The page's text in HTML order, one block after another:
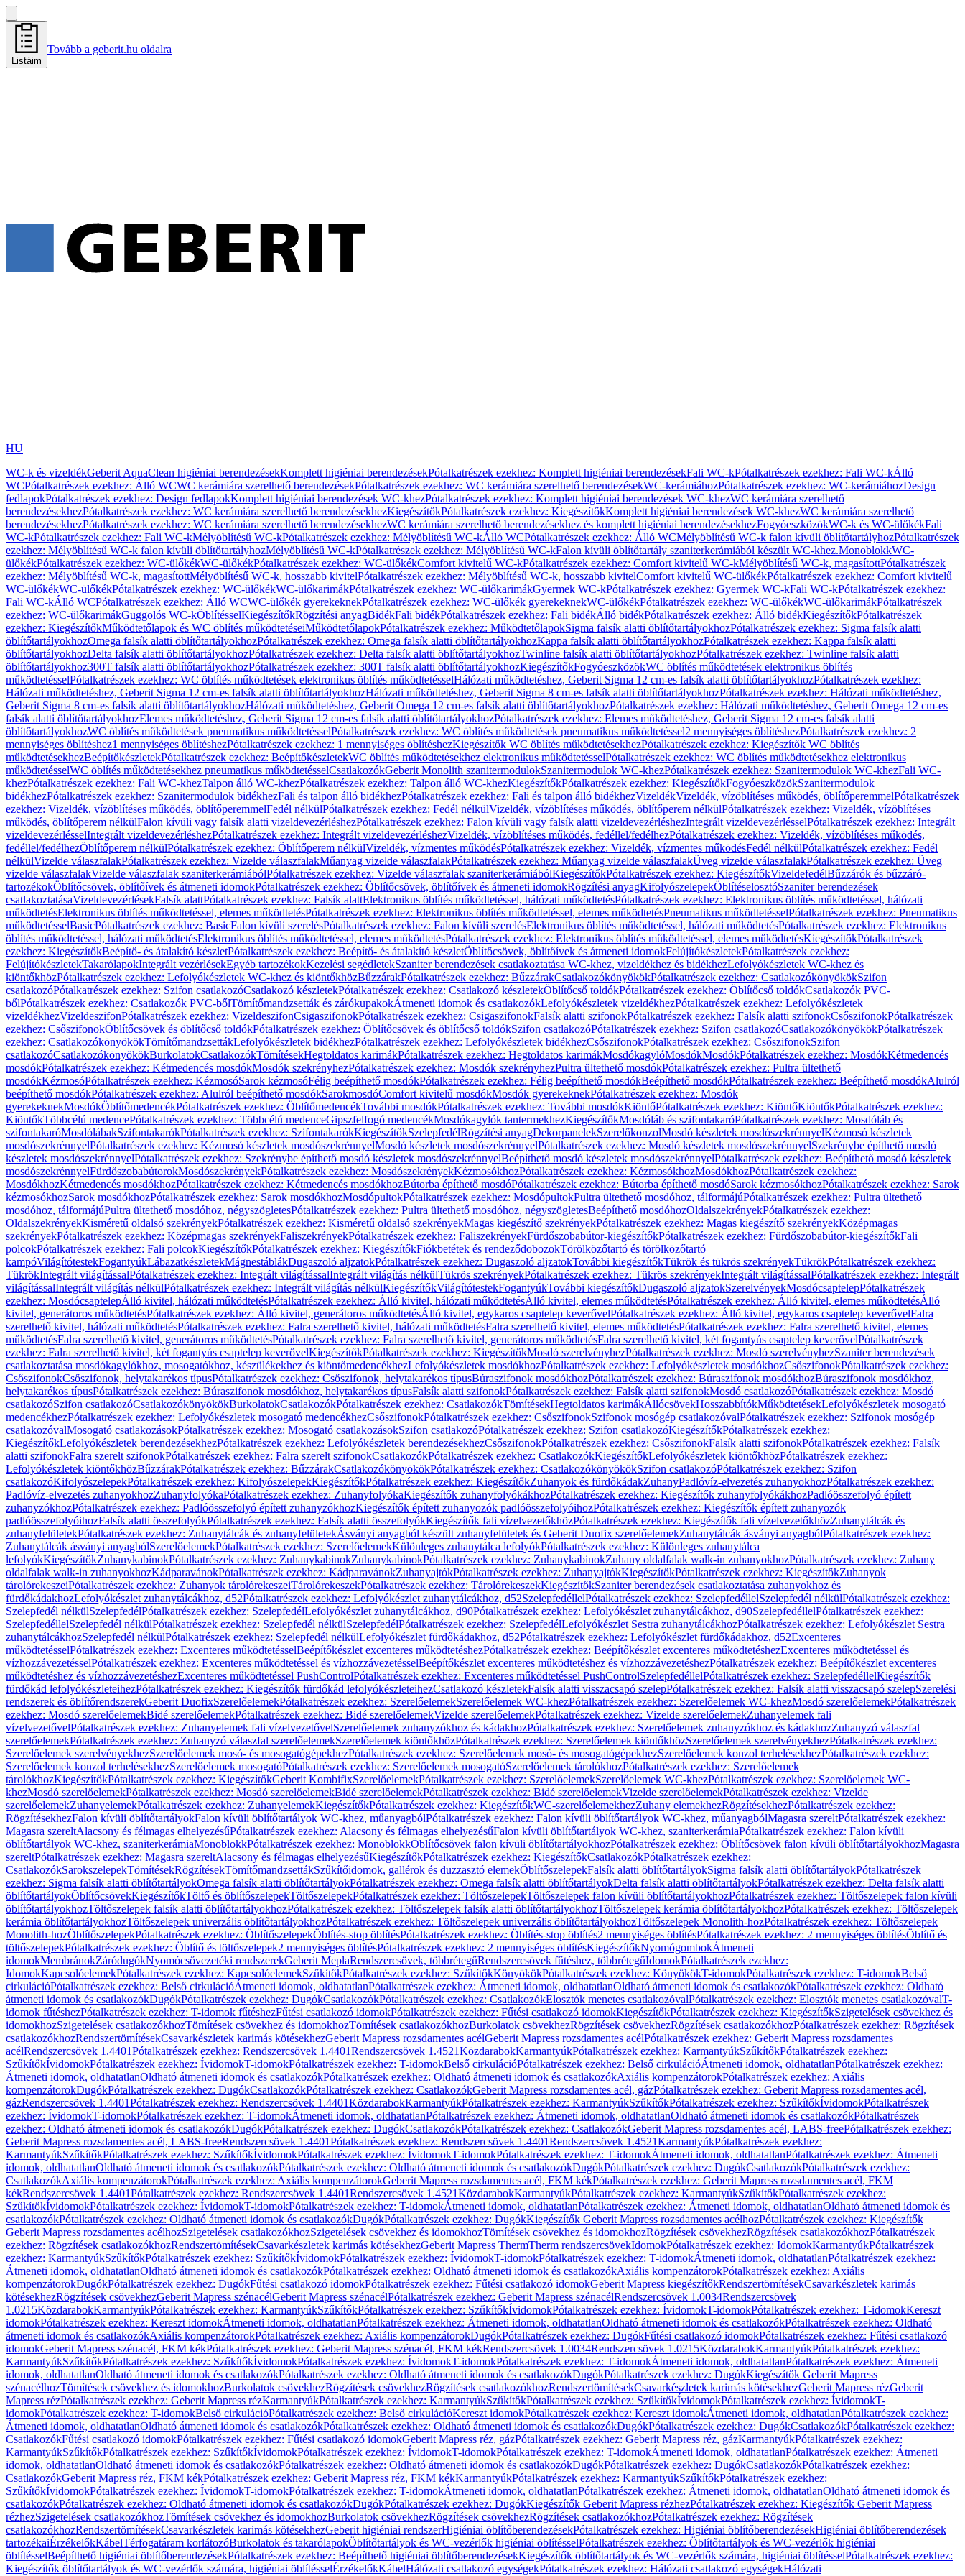
Listáim
Tovább a geberit.hu oldalra
HU
WC-k és vizeldékGeberit AquaClean higiéniai berendezésekKomplett higiéniai berendezésekPótalkatrészek ezekhez: Komplett higiéniai berendezésekFali WC-kPótalkatrészek ezekhez: Fali WC-kÁlló
WCPótalkatrészek ezekhez: Álló WCWC kerámiára szerelhető berendezésekPótalkatrészek ezekhez: WC kerámiára szerelhető berendezésekWC-kerámiáhozPótalkatrészek ezekhez: WC-kerámiáhozDesign
fedlapokPótalkatrészek ezekhez: Design fedlapokKomplett higiéniai berendezések WC-khezPótalkatrészek ezekhez: Komplett higiéniai berendezések WC-khezWC kerámiára szerelhető
berendezésekhezPótalkatrészek ezekhez: WC kerámiára szerelhető berendezésekhezKiegészítőkPótalkatrészek ezekhez: KiegészítőkKomplett higiéniai berendezések WC-khezWC kerámiára szerelhető
berendezésekhezPótalkatrészek ezekhez: WC kerámiára szerelhető berendezésekhezWC kerámiára szerelhető berendezésekhez és komplett higiéniai berendezésekhezFogyóeszközökWC-k és WC-ülőkékFali
WC-kPótalkatrészek ezekhez: Fali WC-kMélyöblítésű WC-kPótalkatrészek ezekhez: Mélyöblítésű WC-kÁlló WCPótalkatrészek ezekhez: Álló WCMélyöblítésű WC-k falon kívüli öblítőtartályhozPótalkatrészek
ezekhez: Mélyöblítésű WC-k falon kívüli öblítőtartályhozMélyöblítésű WC-kPótalkatrészek ezekhez: Mélyöblítésű WC-kFalon kívüli öblítőtartály szaniterkerámiából készült WC-khez.MonoblokkWC-
ülőkékPótalkatrészek ezekhez: WC-ülőkékWC-ülőkékPótalkatrészek ezekhez: WC-ülőkékComfort kivitelű WC-kPótalkatrészek ezekhez: Comfort kivitelű WC-kMélyöblítésű WC-k, magasítottPótalkatrészek
ezekhez: Mélyöblítésű WC-k, magasítottMélyöblítésű WC-k, hosszabb kivitelPótalkatrészek ezekhez: Mélyöblítésű WC-k, hosszabb kivitelComfort kivitelű WC-ülőkékPótalkatrészek ezekhez: Comfort kivitelű
WC-ülőkékWC-ülőkékPótalkatrészek ezekhez: WC-ülőkékWC-ülőkarimákPótalkatrészek ezekhez: WC-ülőkarimákGyermek WC-kPótalkatrészek ezekhez: Gyermek WC-kFali WC-kPótalkatrészek ezekhez:
Fali WC-kÁlló WCPótalkatrészek ezekhez: Álló WCWC-ülőkék gyerekeknekPótalkatrészek ezekhez: WC-ülőkék gyerekeknekWC-ülőkékPótalkatrészek ezekhez: WC-ülőkékWC-ülőkarimákPótalkatrészek
ezekhez: WC-ülőkarimákGuggolós WC-kÖblítésselKiegészítőkRögzítési anyagBidékFali bidékPótalkatrészek ezekhez: Fali bidékÁlló bidékPótalkatrészek ezekhez: Álló bidékKiegészítőkPótalkatrészek
ezekhez: KiegészítőkMűködtetőlapok és WC öblítés működtetéseiMűködtetőlapokPótalkatrészek ezekhez: MűködtetőlapokSigma falsík alatti öblítőtartályokhozPótalkatrészek ezekhez: Sigma falsík alatti
öblítőtartályokhozOmega falsík alatti öblítőtartályokhozPótalkatrészek ezekhez: Omega falsík alatti öblítőtartályokhozKappa falsík alatti öblítőtartályokhozPótalkatrészek ezekhez: Kappa falsík alatti
öblítőtartályokhozDelta falsík alatti öblítőtartályokhozPótalkatrészek ezekhez: Delta falsík alatti öblítőtartályokhozTwinline falsík alatti öblítőtartályokhozPótalkatrészek ezekhez: Twinline falsík alatti
öblítőtartályokhoz300T falsík alatti öblítőtartályokhozPótalkatrészek ezekhez: 300T falsík alatti öblítőtartályokhozKiegészítőkFogyóeszközökWC öblítés működtetések elektronikus öblítés
működtetésselPótalkatrészek ezekhez: WC öblítés működtetések elektronikus öblítés működtetésselHálózati működtetéshez, Geberit Sigma 12 cm-es falsík alatti öblítőtartályokhozPótalkatrészek ezekhez:
Hálózati működtetéshez, Geberit Sigma 12 cm-es falsík alatti öblítőtartályokhozHálózati működtetéshez, Geberit Sigma 8 cm-es falsík alatti öblítőtartályokhozPótalkatrészek ezekhez: Hálózati működtetéshez,
Geberit Sigma 8 cm-es falsík alatti öblítőtartályokhozHálózati működtetéshez, Geberit Omega 12 cm-es falsík alatti öblítőtartályokhozPótalkatrészek ezekhez: Hálózati működtetéshez, Geberit Omega 12 cm-es
falsík alatti öblítőtartályokhozElemes működtetéshez, Geberit Sigma 12 cm-es falsík alatti öblítőtartályokhozPótalkatrészek ezekhez: Elemes működtetéshez, Geberit Sigma 12 cm-es falsík alatti
öblítőtartályokhozWC öblítés működtetések pneumatikus működtetésselPótalkatrészek ezekhez: WC öblítés működtetések pneumatikus működtetéssel2 mennyiséges öblítéshezPótalkatrészek ezekhez: 2
mennyiséges öblítéshez1 mennyiséges öblítéshezPótalkatrészek ezekhez: 1 mennyiséges öblítéshezKiegészítők WC öblítés működtetésekhezPótalkatrészek ezekhez: Kiegészítők WC öblítés
működtetésekhezBeépítőkészletekPótalkatrészek ezekhez: BeépítőkészletekWC öblítés működtetésekhez elektronikus működtetésselPótalkatrészek ezekhez: WC öblítés működtetésekhez elektronikus
működtetésselWC öblítés működtetésekhez pneumatikus működtetésselCsatlakozókGeberit Monolith szanitermodulokSzanitermodulok WC-khezPótalkatrészek ezekhez: Szanitermodulok WC-khezFali WC-
khezPótalkatrészek ezekhez: Fali WC-khezTalpon álló WC-khezPótalkatrészek ezekhez: Talpon álló WC-khezKiegészítőkPótalkatrészek ezekhez: KiegészítőkFogyóeszközökSzanitermodulok
bidékhezPótalkatrészek ezekhez: Szanitermodulok bidékhezFali és talpon álló bidékhezPótalkatrészek ezekhez: Fali és talpon álló bidékhezVizeldékVizeldék, vízöblítéses működés, öblítőperemmelPótalkatrészek
ezekhez: Vizeldék, vízöblítéses működés, öblítőperemmelFedél nélkülPótalkatrészek ezekhez: Fedél nélkülVizeldék, vízöblítéses működés, öblítőperem nélkülPótalkatrészek ezekhez: Vizeldék, vízöblítéses
működés, öblítőperem nélkülFalon kívüli vagy falsík alatti vizeldevezérléshezPótalkatrészek ezekhez: Falon kívüli vagy falsík alatti vizeldevezérléshezIntegrált vizeldevezérlésselPótalkatrészek ezekhez: Integrált
vizeldevezérlésselIntegrált vizeldevezérléshezPótalkatrészek ezekhez: Integrált vizeldevezérléshezVizeldék, vízöblítéses működés, fedéllel/fedélhezPótalkatrészek ezekhez: Vizeldék, vízöblítéses működés,
fedéllel/fedélhezÖblítőperem nélkülPótalkatrészek ezekhez: Öblítőperem nélkülVizeldék, vízmentes működésPótalkatrészek ezekhez: Vizeldék, vízmentes működésFedél nélkülPótalkatrészek ezekhez: Fedél
nélkülVizelde válaszfalakPótalkatrészek ezekhez: Vizelde válaszfalakMűanyag vizelde válaszfalakPótalkatrészek ezekhez: Műanyag vizelde válaszfalakÜveg vizelde válaszfalakPótalkatrészek ezekhez: Üveg
vizelde válaszfalakVizelde válaszfalak szaniterkerámiábólPótalkatrészek ezekhez: Vizelde válaszfalak szaniterkerámiábólKiegészítőkPótalkatrészek ezekhez: KiegészítőkVizeldefedélBűzzárók és bűzzáró-
tartozékokÖblítőcsövek, öblítőívek és átmeneti idomokPótalkatrészek ezekhez: Öblítőcsövek, öblítőívek és átmeneti idomokRögzítési anyagKifolyószelepekÖblítéselosztóSzaniter berendezések
csatlakoztatásaVizeldevezérlésekFalsík alattPótalkatrészek ezekhez: Falsík alattElektronikus öblítés működtetéssel, hálózati működtetésPótalkatrészek ezekhez: Elektronikus öblítés működtetéssel, hálózati
működtetésElektronikus öblítés működtetéssel, elemes működtetésPótalkatrészek ezekhez: Elektronikus öblítés működtetéssel, elemes működtetésPneumatikus működtetésselPótalkatrészek ezekhez: Pneumatikus
működtetésselBasicPótalkatrészek ezekhez: BasicFalon kívüli szerelésPótalkatrészek ezekhez: Falon kívüli szerelésElektronikus öblítés működtetéssel, hálózati működtetésPótalkatrészek ezekhez: Elektronikus
öblítés működtetéssel, hálózati működtetésElektronikus öblítés működtetéssel, elemes működtetésPótalkatrészek ezekhez: Elektronikus öblítés működtetéssel, elemes működtetésKiegészítőkPótalkatrészek
ezekhez: KiegészítőkBeépítő- és átalakító készletPótalkatrészek ezekhez: Beépítő- és átalakító készletÖblítőcsövek, öblítőívek és átmeneti idomokFelújítókészletekPótalkatrészek ezekhez:
FelújítókészletekTakarólapokIntegrált vezérlésekEgyéb tartozékokKezelési segédletekSzaniter berendezések csatlakoztatása WC-khez, vizeldékhez és bidékhezLefolyókészletek WC-khez és
kiöntőkhözPótalkatrészek ezekhez: Lefolyókészletek WC-khez és kiöntőkhözBűzzárakPótalkatrészek ezekhez: BűzzárakCsatlakozókönyökökPótalkatrészek ezekhez: CsatlakozókönyökökSzifon
csatlakozóPótalkatrészek ezekhez: Szifon csatlakozóCsatlakozó készletekPótalkatrészek ezekhez: Csatlakozó készletekÖblítőcső toldókPótalkatrészek ezekhez: Öblítőcső toldókCsatlakozók PVC-
bőlPótalkatrészek ezekhez: Csatlakozók PVC-bőlTömítőmandzsetták és zárókupakokÁtmeneti idomok és csatlakozókLefolyókészletek vizeldékhezPótalkatrészek ezekhez: Lefolyókészletek
vizeldékhezVizeldeszifonPótalkatrészek ezekhez: VizeldeszifonCsigaszifonokPótalkatrészek ezekhez: CsigaszifonokFalsík alatti szifonokPótalkatrészek ezekhez: Falsík alatti szifonokCsőszifonokPótalkatrészek
ezekhez: CsőszifonokÖblítőcsövek és öblítőcső toldókPótalkatrészek ezekhez: Öblítőcsövek és öblítőcső toldókSzifon csatlakozóPótalkatrészek ezekhez: Szifon csatlakozóCsatlakozókönyökökPótalkatrészek
ezekhez: CsatlakozókönyökökTömítőmandzsettákLefolyókészletek bidékhezPótalkatrészek ezekhez: Lefolyókészletek bidékhezCsőszifonokPótalkatrészek ezekhez: CsőszifonokSzifon
csatlakozóCsatlakozókönyökökBurkolatokCsatlakozókTömítésekHegtoldatos karimákPótalkatrészek ezekhez: Hegtoldatos karimákMosdókagylóMosdókMosdókPótalkatrészek ezekhez: MosdókKétmedencés
mosdókPótalkatrészek ezekhez: Kétmedencés mosdókMosdók szekrényhezPótalkatrészek ezekhez: Mosdók szekrényhezPultra ültethető mosdókPótalkatrészek ezekhez: Pultra ültethető
mosdókKézmosóPótalkatrészek ezekhez: KézmosóSarok kézmosóFélig beépíthető mosdókPótalkatrészek ezekhez: Félig beépíthető mosdókBeépíthető mosdókPótalkatrészek ezekhez: Beépíthető mosdókAlulról
beépíthető mosdókPótalkatrészek ezekhez: Alulról beépíthető mosdókSarokmosdóComfort kivitelű mosdókMosdók gyerekeknekPótalkatrészek ezekhez: Mosdók
gyerekeknekMosdókÖblítőmedencékPótalkatrészek ezekhez: ÖblítőmedencékTovábbi mosdókPótalkatrészek ezekhez: További mosdókKiöntőPótalkatrészek ezekhez: KiöntőKiöntőkPótalkatrészek ezekhez:
KiöntőkTöbbcélú medencePótalkatrészek ezekhez: Többcélú medenceGipszfelfogó medencékMosdókagylók tantermekhezKiegészítőkMosdóláb és szifontakaróPótalkatrészek ezekhez: Mosdóláb és
szifontakaróMosdólábakSzifontakarókPótalkatrészek ezekhez: SzifontakarókKiegészítőkSzelepfedélRögzítési anyagDekorpanelekSzerelőkonzolMosdó készletek mosdószekrénnyelKézmosó készletek
mosdószekrénnyelPótalkatrészek ezekhez: Kézmosó készletek mosdószekrénnyelMosdó készletek mosdószekrénnyelPótalkatrészek ezekhez: Mosdó készletek mosdószekrénnyelSzekrénybe építhető mosdó
készletek mosdószekrénnyelPótalkatrészek ezekhez: Szekrénybe építhető mosdó készletek mosdószekrénnyelBeépíthető mosdó készletek mosdószekrénnyelPótalkatrészek ezekhez: Beépíthető mosdó készletek
mosdószekrénnyelFürdőszobabútorokMosdószekrényekPótalkatrészek ezekhez: MosdószekrényekKézmosókhozPótalkatrészek ezekhez: KézmosókhozMosdókhozPótalkatrészek ezekhez:
MosdókhozKétmedencés mosdókhozPótalkatrészek ezekhez: Kétmedencés mosdókhozBútorba építhető mosdóPótalkatrészek ezekhez: Bútorba építhető mosdóSarok kézmosókhozPótalkatrészek ezekhez: Sarok
kézmosókhozSarok mosdókhozPótalkatrészek ezekhez: Sarok mosdókhozMosdópultokPótalkatrészek ezekhez: MosdópultokPultra ültethető mosdóhoz, tálformájúPótalkatrészek ezekhez: Pultra ültethető
mosdóhoz, tálformájúPultra ültethető mosdóhoz, négyszögletesPótalkatrészek ezekhez: Pultra ültethető mosdóhoz, négyszögletesBeépíthető mosdóhozOldalszekrényekPótalkatrészek ezekhez:
OldalszekrényekKisméretű oldalsó szekrényekPótalkatrészek ezekhez: Kisméretű oldalsó szekrényekMagas kiegészítő szekrényekPótalkatrészek ezekhez: Magas kiegészítő szekrényekKözépmagas
szekrényekPótalkatrészek ezekhez: Középmagas szekrényekFaliszekrényekPótalkatrészek ezekhez: FaliszekrényekFürdőszobabútor-kiegészítőkPótalkatrészek ezekhez: Fürdőszobabútor-kiegészítőkFali
polcokPótalkatrészek ezekhez: Fali polcokKiegészítőkPótalkatrészek ezekhez: KiegészítőkFiókbetétek és rendeződobozokTörölközőtartó és törölközőtartó
kampóVilágítótestekFogantyúkLábazatkészletekMágnestáblákDugaszoló aljzatokPótalkatrészek ezekhez: Dugaszoló aljzatokTovábbi kiegészítőkTükrök és tükrös szekrényekTükrökPótalkatrészek ezekhez:
TükrökIntegrált világítássalPótalkatrészek ezekhez: Integrált világítássalIntegrált világítás nélkülTükrös szekrényekPótalkatrészek ezekhez: Tükrös szekrényekIntegrált világítássalPótalkatrészek ezekhez: Integrált
világítássalIntegrált világítás nélkülPótalkatrészek ezekhez: Integrált világítás nélkülKiegészítőkVilágítótestekFogantyúkTovábbi kiegészítőkDugaszoló aljzatokSzerelvényekMosdócsaptelepPótalkatrészek
ezekhez: MosdócsaptelepÁlló kivitel, hálózati működtetésPótalkatrészek ezekhez: Álló kivitel, hálózati működtetésÁlló kivitel, elemes működtetésPótalkatrészek ezekhez: Álló kivitel, elemes működtetésÁlló
kivitel, generátoros működtetésPótalkatrészek ezekhez: Álló kivitel, generátoros működtetésÁlló kivitel, egykaros csaptelep keverővelPótalkatrészek ezekhez: Álló kivitel, egykaros csaptelep keverővelFalra
szerelhető kivitel, hálózati működtetésPótalkatrészek ezekhez: Falra szerelhető kivitel, hálózati működtetésFalra szerelhető kivitel, elemes működtetésPótalkatrészek ezekhez: Falra szerelhető kivitel, elemes
működtetésFalra szerelhető kivitel, generátoros működtetésPótalkatrészek ezekhez: Falra szerelhető kivitel, generátoros működtetésFalra szerelhető kivitel, két fogantyús csaptelep keverővelPótalkatrészek
ezekhez: Falra szerelhető kivitel, két fogantyús csaptelep keverővelKiegészítőkPótalkatrészek ezekhez: KiegészítőkMosdó szerelvényhezPótalkatrészek ezekhez: Mosdó szerelvényhezSzaniter berendezések
csatlakoztatása mosdókagylókhoz, mosogatókhoz, készülékekhez és kiöntőmedencékhezLefolyókészletek mosdókhozPótalkatrészek ezekhez: Lefolyókészletek mosdókhozCsőszifonokPótalkatrészek ezekhez:
CsőszifonokCsőszifonok, helytakarékos típusPótalkatrészek ezekhez: Csőszifonok, helytakarékos típusBúraszifonok mosdókhozPótalkatrészek ezekhez: Búraszifonok mosdókhozBúraszifonok mosdókhoz,
helytakarékos típusPótalkatrészek ezekhez: Búraszifonok mosdókhoz, helytakarékos típusFalsík alatti szifonokPótalkatrészek ezekhez: Falsík alatti szifonokMosdó csatlakozóPótalkatrészek ezekhez: Mosdó
csatlakozóSzifon csatlakozóCsatlakozókönyökökBurkolatokCsatlakozókPótalkatrészek ezekhez: CsatlakozókTömítésekHegtoldatos karimákÁllócsövekHosszabbítókMűködtetésekLefolyókészletek mosogató
medencékhezPótalkatrészek ezekhez: Lefolyókészletek mosogató medencékhezCsőszifonokPótalkatrészek ezekhez: CsőszifonokSzifonok mosógép csatlakozóvalPótalkatrészek ezekhez: Szifonok mosógép
csatlakozóvalMosogató csatlakozásokPótalkatrészek ezekhez: Mosogató csatlakozásokSzifon csatlakozóPótalkatrészek ezekhez: Szifon csatlakozóKiegészítőkPótalkatrészek ezekhez:
KiegészítőkLefolyókészletek berendezésekhezPótalkatrészek ezekhez: Lefolyókészletek berendezésekhezCsőszifonokPótalkatrészek ezekhez: CsőszifonokFalsík alatti szifonokPótalkatrészek ezekhez: Falsík
alatti szifonokFalra szerelt szifonokPótalkatrészek ezekhez: Falra szerelt szifonokCsatlakozókPótalkatrészek ezekhez: CsatlakozókKiegészítőkLefolyókészletek kiöntőkhözPótalkatrészek ezekhez:
Lefolyókészletek kiöntőkhözBűzzárakPótalkatrészek ezekhez: BűzzárakCsatlakozókönyökökPótalkatrészek ezekhez: CsatlakozókönyökökSzifon csatlakozóPótalkatrészek ezekhez: Szifon
csatlakozóKifolyószelepekPótalkatrészek ezekhez: KifolyószelepekKiegészítőkPótalkatrészek ezekhez: KiegészítőkZuhanyok és fürdőkádakZuhanyPadlóvíz-elvezetés zuhanyokhozPótalkatrészek ezekhez:
Padlóvíz-elvezetés zuhanyokhozZuhanyfolyókaPótalkatrészek ezekhez: ZuhanyfolyókaKiegészítők zuhanyfolyókákhozPótalkatrészek ezekhez: Kiegészítők zuhanyfolyókákhozPadlóösszefolyó épített
zuhanyzókhozPótalkatrészek ezekhez: Padlóösszefolyó épített zuhanyzókhozKiegészítők épített zuhanyozók padlóösszefolyóihozPótalkatrészek ezekhez: Kiegészítők épített zuhanyozók
padlóösszefolyóihozFalsík alatti összefolyókPótalkatrészek ezekhez: Falsík alatti összefolyókKiegészítők fali vízelvezetőkhözPótalkatrészek ezekhez: Kiegészítők fali vízelvezetőkhözZuhanytálcák és
zuhanyfelületekPótalkatrészek ezekhez: Zuhanytálcák és zuhanyfelületekÁsványi anyagból készült zuhanyfelületek és Geberit Duofix szerelőelemekZuhanytálcák ásványi anyagbólPótalkatrészek ezekhez:
Zuhanytálcák ásványi anyagbólSzerelőelemekPótalkatrészek ezekhez: SzerelőelemekKülönleges zuhanytálca lefolyókPótalkatrészek ezekhez: Különleges zuhanytálca
lefolyókKiegészítőkZuhanykabinokPótalkatrészek ezekhez: ZuhanykabinokZuhanykabinokPótalkatrészek ezekhez: ZuhanykabinokZuhany oldalfalak walk-in zuhanyokhozPótalkatrészek ezekhez: Zuhany
oldalfalak walk-in zuhanyokhozKádparavánokPótalkatrészek ezekhez: KádparavánokZuhanyajtókPótalkatrészek ezekhez: ZuhanyajtókKiegészítőkPótalkatrészek ezekhez: KiegészítőkZuhanyok
tárolórekeszeiPótalkatrészek ezekhez: Zuhanyok tárolórekeszeiTárolórekeszekPótalkatrészek ezekhez: TárolórekeszekKiegészítőkSzaniter berendezések csatlakoztatása zuhanyokhoz és
fürdőkádakhozLefolyókészlet zuhanytálcákhoz, d52Pótalkatrészek ezekhez: Lefolyókészlet zuhanytálcákhoz, d52SzelepfedéllelPótalkatrészek ezekhez: SzelepfedéllelSzelepfedél nélkülPótalkatrészek ezekhez:
Szelepfedél nélkülSzelepfedélPótalkatrészek ezekhez: SzelepfedélLefolyókészlet zuhanytálcákhoz, d90Pótalkatrészek ezekhez: Lefolyókészlet zuhanytálcákhoz, d90SzelepfedéllelPótalkatrészek ezekhez:
SzelepfedéllelSzelepfedél nélkülPótalkatrészek ezekhez: Szelepfedél nélkülSzelepfedélPótalkatrészek ezekhez: SzelepfedélLefolyókészlet Sestra zuhanytálcákhozPótalkatrészek ezekhez: Lefolyókészlet Sestra
zuhanytálcákhozSzelepfedél nélkülPótalkatrészek ezekhez: Szelepfedél nélkülLefolyókészlet fürdőkádakhoz, d52Pótalkatrészek ezekhez: Lefolyókészlet fürdőkádakhoz, d52Excenteres
működtetésselPótalkatrészek ezekhez: Excenteres működtetésselBeépítőkészlet excenteres működtetéshezPótalkatrészek ezekhez: Beépítőkészlet excenteres működtetéshezExcenteres működtetéssel és
vízhozzávezetésselPótalkatrészek ezekhez: Excenteres működtetéssel és vízhozzávezetésselBeépítőkészlet excenteres működtetéshez és vízhozzávezetéshezPótalkatrészek ezekhez: Beépítőkészlet excenteres
működtetéshez és vízhozzávezetéshezExcenteres működtetéssel PushControlPótalkatrészek ezekhez: Excenteres működtetéssel PushControlSzelepfedéllelPótalkatrészek ezekhez: SzelepfedéllelKiegészítők
fürdőkád lefolyókészleteihezPótalkatrészek ezekhez: Kiegészítők fürdőkád lefolyókészleteihezCsatlakozó készletekFalsík alatti visszacsapó szelepPótalkatrészek ezekhez: Falsík alatti visszacsapó szelepSzerelési
rendszerek és öblítőrendszerekGeberit DuofixSzerelőelemekPótalkatrészek ezekhez: SzerelőelemekSzerelőelemek WC-khezPótalkatrészek ezekhez: Szerelőelemek WC-khezMosdó szerelőelemekPótalkatrészek
ezekhez: Mosdó szerelőelemekBidé szerelőelemekPótalkatrészek ezekhez: Bidé szerelőelemekVizelde szerelőelemekPótalkatrészek ezekhez: Vizelde szerelőelemekZuhanyelemek fali
vízelvezetővelPótalkatrészek ezekhez: Zuhanyelemek fali vízelvezetővelSzerelőelemek zuhanyzókhoz és kádakhozPótalkatrészek ezekhez: Szerelőelemek zuhanyzókhoz és kádakhozZuhanyzó válaszfal
szerelőelemekPótalkatrészek ezekhez: Zuhanyzó válaszfal szerelőelemekSzerelőelemek kiöntőkhözPótalkatrészek ezekhez: Szerelőelemek kiöntőkhözSzerelőelemek szerelvényekhezPótalkatrészek ezekhez:
Szerelőelemek szerelvényekhezSzerelőelemek mosó- és mosogatógépekhezPótalkatrészek ezekhez: Szerelőelemek mosó- és mosogatógépekhezSzerelőelemek konzol terhelésekhezPótalkatrészek ezekhez:
Szerelőelemek konzol terhelésekhezSzerelőelemek mosogatóPótalkatrészek ezekhez: Szerelőelemek mosogatóSzerelőelemek tárolókhozPótalkatrészek ezekhez: Szerelőelemek
tárolókhozKiegészítőkPótalkatrészek ezekhez: KiegészítőkGeberit KombifixSzerelőelemekPótalkatrészek ezekhez: SzerelőelemekSzerelőelemek WC-khezPótalkatrészek ezekhez: Szerelőelemek WC-
khezMosdó szerelőelemekPótalkatrészek ezekhez: Mosdó szerelőelemekBidé szerelőelemekPótalkatrészek ezekhez: Bidé szerelőelemekVizelde szerelőelemekPótalkatrészek ezekhez: Vizelde
szerelőelemekZuhanyelemekPótalkatrészek ezekhez: ZuhanyelemekKiegészítőkPótalkatrészek ezekhez: KiegészítőkWC-szerelőelemekhezZuhany elemekhezRögzítésekhezPótalkatrészek ezekhez:
RögzítésekhezFalon kívüli öblítőtartályokFalon kívüli öblítőtartályok WC-khez, műanyagbólPótalkatrészek ezekhez: Falon kívüli öblítőtartályok WC-khez, műanyagbólMagasra szereltPótalkatrészek ezekhez:
Magasra szereltAlacsony és félmagas elhelyezésűPótalkatrészek ezekhez: Alacsony és félmagas elhelyezésűFalon kívüli öblítőtartályok WC-khez, szaniterkerámiaPótalkatrészek ezekhez: Falon kívüli
öblítőtartályok WC-khez, szaniterkerámiaMonoblokkPótalkatrészek ezekhez: MonoblokkÖblítőcsövek falon kívüli öblítőtartályokhozPótalkatrészek ezekhez: Öblítőcsövek falon kívüli öblítőtartályokhozMagasra
szereltPótalkatrészek ezekhez: Magasra szereltAlacsony és félmagas elhelyezésűKiegészítőkPótalkatrészek ezekhez: KiegészítőkCsatlakozókPótalkatrészek ezekhez:
CsatlakozókSarokszelepekTömítésekRögzítésekTömítőmandzsettákSzűkítőidomok, gallérok és duzzasztó elemekÖblítőszelepekFalsík alatti öblítőtartályokSigma falsík alatti öblítőtartályokPótalkatrészek
ezekhez: Sigma falsík alatti öblítőtartályokOmega falsík alatti öblítőtartályokPótalkatrészek ezekhez: Omega falsík alatti öblítőtartályokDelta falsík alatti öblítőtartályokPótalkatrészek ezekhez: Delta falsík alatti
öblítőtartályokÖblítőcsövekKiegészítőkTöltő és öblítőszelepekTöltőszelepekPótalkatrészek ezekhez: TöltőszelepekTöltőszelepek falon kívüli öblítőtartályokhozPótalkatrészek ezekhez: Töltőszelepek falon kívüli
öblítőtartályokhozTöltőszelepek falsík alatti öblítőtartályokhozPótalkatrészek ezekhez: Töltőszelepek falsík alatti öblítőtartályokhozTöltőszelepek kerámia öblítőtartályokhozPótalkatrészek ezekhez: Töltőszelepek
kerámia öblítőtartályokhozTöltőszelepek univerzális öblítőtartályokhozPótalkatrészek ezekhez: Töltőszelepek univerzális öblítőtartályokhozTöltőszelepek Monolith-hozPótalkatrészek ezekhez: Töltőszelepek
Monolith-hozÖblítőszelepekPótalkatrészek ezekhez: ÖblítőszelepekÖblítés-stop öblítésPótalkatrészek ezekhez: Öblítés-stop öblítés2 mennyiséges öblítésPótalkatrészek ezekhez: 2 mennyiséges öblítésÖblítő és
töltőszelepekPótalkatrészek ezekhez: Öblítő és töltőszelepek2 mennyiséges öblítésPótalkatrészek ezekhez: 2 mennyiséges öblítésKiegészítőkNyomógombokÁtmeneti
idomokMembránokZáródugókNyomócsővezetéki rendszerekGeberit MeplaRendszercsövek, többrétegűRendszercsövek fűtéshez, többrétegűIdomokPótalkatrészek ezekhez:
IdomokKapcsolóelemekPótalkatrészek ezekhez: KapcsolóelemekSzűkítőkPótalkatrészek ezekhez: SzűkítőkKönyökökPótalkatrészek ezekhez: KönyökökT-idomokPótalkatrészek ezekhez: T-idomokBelső
cirkulációPótalkatrészek ezekhez: Belső cirkulációÁtmeneti idomok, oldhatatlanPótalkatrészek ezekhez: Átmeneti idomok, oldhatatlanOldható átmeneti idomok és csatlakozókPótalkatrészek ezekhez: Oldható
átmeneti idomok és csatlakozókDugókPótalkatrészek ezekhez: DugókCsatlakozókPótalkatrészek ezekhez: CsatlakozókElosztók menetes csatlakozóvalPótalkatrészek ezekhez: Elosztók menetes csatlakozóvalT-
idomok fűtéshezPótalkatrészek ezekhez: T-idomok fűtéshezFűtési csatlakozó idomokPótalkatrészek ezekhez: Fűtési csatlakozó idomokKiegészítőkPótalkatrészek ezekhez: KiegészítőkSzigetelések csövekhez és
idomokhozSzigetelések csatlakozókhozTömítések csövekhez és idomokhozTömítések csatlakozókhozBurkolatok csövekhezRögzítések csövekhezRögzítések csatlakozókhozPótalkatrészek ezekhez: Rögzítések
csatlakozókhozRendszertömítésekCsavarkészletek karimás kötésekhezGeberit Mapress rozsdamentes acélGeberit Mapress rozsdamentes acélPótalkatrészek ezekhez: Geberit Mapress rozsdamentes
acélRendszercsövek 1.4401Pótalkatrészek ezekhez: Rendszercsövek 1.4401Rendszercsövek 1.4521KözdarabokKarmantyúkPótalkatrészek ezekhez: KarmantyúkSzűkítőkPótalkatrészek ezekhez:
SzűkítőkÍvidomokPótalkatrészek ezekhez: ÍvidomokT-idomokPótalkatrészek ezekhez: T-idomokBelső cirkulációPótalkatrészek ezekhez: Belső cirkulációÁtmeneti idomok, oldhatatlanPótalkatrészek ezekhez:
Átmeneti idomok, oldhatatlanOldható átmeneti idomok és csatlakozókPótalkatrészek ezekhez: Oldható átmeneti idomok és csatlakozókAxiális kompenzátorokPótalkatrészek ezekhez: Axiális
kompenzátorokDugókPótalkatrészek ezekhez: DugókCsatlakozókPótalkatrészek ezekhez: CsatlakozókGeberit Mapress rozsdamentes acél, gázPótalkatrészek ezekhez: Geberit Mapress rozsdamentes acél,
gázRendszercsövek 1.4401Pótalkatrészek ezekhez: Rendszercsövek 1.4401KözdarabokKarmantyúkPótalkatrészek ezekhez: KarmantyúkSzűkítőkPótalkatrészek ezekhez: SzűkítőkÍvidomokPótalkatrészek
ezekhez: ÍvidomokT-idomokPótalkatrészek ezekhez: T-idomokÁtmeneti idomok, oldhatatlanPótalkatrészek ezekhez: Átmeneti idomok, oldhatatlanOldható átmeneti idomok és csatlakozókPótalkatrészek
ezekhez: Oldható átmeneti idomok és csatlakozókDugókPótalkatrészek ezekhez: DugókCsatlakozókPótalkatrészek ezekhez: CsatlakozókGeberit Mapress rozsdamentes acél, LABS-freePótalkatrészek ezekhez:
Geberit Mapress rozsdamentes acél, LABS-freeRendszercsövek 1.4401Pótalkatrészek ezekhez: Rendszercsövek 1.4401Rendszercsövek 1.4521KarmantyúkPótalkatrészek ezekhez:
KarmantyúkSzűkítőkPótalkatrészek ezekhez: SzűkítőkÍvidomokPótalkatrészek ezekhez: ÍvidomokT-idomokPótalkatrészek ezekhez: T-idomokÁtmeneti idomok, oldhatatlanPótalkatrészek ezekhez: Átmeneti
idomok, oldhatatlanOldható átmeneti idomok és csatlakozókPótalkatrészek ezekhez: Oldható átmeneti idomok és csatlakozókDugókPótalkatrészek ezekhez: DugókCsatlakozókPótalkatrészek ezekhez:
CsatlakozókAxiális kompenzátorokPótalkatrészek ezekhez: Axiális kompenzátorokGeberit Mapress rozsdamentes acél, FKM kékPótalkatrészek ezekhez: Geberit Mapress rozsdamentes acél, FKM
kékRendszercsövek 1.4401Pótalkatrészek ezekhez: Rendszercsövek 1.4401Rendszercsövek 1.4521KözdarabokKarmantyúkPótalkatrészek ezekhez: KarmantyúkSzűkítőkPótalkatrészek ezekhez:
SzűkítőkÍvidomokPótalkatrészek ezekhez: ÍvidomokT-idomokPótalkatrészek ezekhez: T-idomokÁtmeneti idomok, oldhatatlanPótalkatrészek ezekhez: Átmeneti idomok, oldhatatlanOldható átmeneti idomok és
csatlakozókPótalkatrészek ezekhez: Oldható átmeneti idomok és csatlakozókDugókPótalkatrészek ezekhez: DugókKiegészítők Geberit Mapress rozsdamentes acélhozPótalkatrészek ezekhez: Kiegészítők
Geberit Mapress rozsdamentes acélhozSzigetelések csatlakozókhozSzigetelések csövekhez és idomokhozTömítések csövekhez és idomokhozRögzítések csövekhezRögzítések csatlakozókhozPótalkatrészek
ezekhez: Rögzítések csatlakozókhozRendszertömítésekCsavarkészletek karimás kötésekhezGeberit Mapress ThermTherm rendszercsövekIdomokPótalkatrészek ezekhez: IdomokKarmantyúkPótalkatrészek
ezekhez: KarmantyúkSzűkítőkPótalkatrészek ezekhez: SzűkítőkÍvidomokPótalkatrészek ezekhez: ÍvidomokT-idomokPótalkatrészek ezekhez: T-idomokÁtmeneti idomok, oldhatatlanPótalkatrészek ezekhez:
Átmeneti idomok, oldhatatlanOldható átmeneti idomok és csatlakozókPótalkatrészek ezekhez: Oldható átmeneti idomok és csatlakozókAxiális kompenzátorokPótalkatrészek ezekhez: Axiális
kompenzátorokDugókPótalkatrészek ezekhez: DugókFűtési csatlakozó idomokPótalkatrészek ezekhez: Fűtési csatlakozó idomokGeberit Mapress kiegészítőkRendszertömítésekCsavarkészletek karimás
kötésekhezRögzítések csövekhezGeberit Mapress szénacélGeberit Mapress szénacélPótalkatrészek ezekhez: Geberit Mapress szénacélRendszercsövek 1.0034Rendszercsövek
1.0215KözdarabokKarmantyúkPótalkatrészek ezekhez: KarmantyúkSzűkítőkPótalkatrészek ezekhez: SzűkítőkÍvidomokPótalkatrészek ezekhez: ÍvidomokT-idomokPótalkatrészek ezekhez: T-idomokKereszt
idomokPótalkatrészek ezekhez: Kereszt idomokÁtmeneti idomok, oldhatatlanPótalkatrészek ezekhez: Átmeneti idomok, oldhatatlanOldható átmeneti idomok és csatlakozókPótalkatrészek ezekhez: Oldható
átmeneti idomok és csatlakozókAxiális kompenzátorokPótalkatrészek ezekhez: Axiális kompenzátorokDugókPótalkatrészek ezekhez: DugókFűtési csatlakozó idomokPótalkatrészek ezekhez: Fűtési csatlakozó
idomokGeberit Mapress szénacél, FKM kékPótalkatrészek ezekhez: Geberit Mapress szénacél, FKM kékRendszercsövek 1.0034Rendszercsövek 1.0215KözdarabokKarmantyúkPótalkatrészek ezekhez:
KarmantyúkSzűkítőkPótalkatrészek ezekhez: SzűkítőkÍvidomokPótalkatrészek ezekhez: ÍvidomokT-idomokPótalkatrészek ezekhez: T-idomokÁtmeneti idomok, oldhatatlanPótalkatrészek ezekhez: Átmeneti
idomok, oldhatatlanOldható átmeneti idomok és csatlakozókPótalkatrészek ezekhez: Oldható átmeneti idomok és csatlakozókDugókPótalkatrészek ezekhez: DugókKiegészítők Geberit Mapress
szénacélhozTömítések csövekhez és idomokhozBurkolatok csövekhezRögzítések csövekhezRögzítések csatlakozókhozRendszertömítésekCsavarkészletek karimás kötésekhezGeberit Mapress rézGeberit
Mapress rézPótalkatrészek ezekhez: Geberit Mapress rézKarmantyúkPótalkatrészek ezekhez: KarmantyúkSzűkítőkPótalkatrészek ezekhez: SzűkítőkÍvidomokPótalkatrészek ezekhez: ÍvidomokT-
idomokPótalkatrészek ezekhez: T-idomokBelső cirkulációPótalkatrészek ezekhez: Belső cirkulációKereszt idomokPótalkatrészek ezekhez: Kereszt idomokÁtmeneti idomok, oldhatatlanPótalkatrészek ezekhez:
Átmeneti idomok, oldhatatlanOldható átmeneti idomok és csatlakozókPótalkatrészek ezekhez: Oldható átmeneti idomok és csatlakozókDugókPótalkatrészek ezekhez: DugókCsatlakozókPótalkatrészek ezekhez:
CsatlakozókFűtési csatlakozó idomokPótalkatrészek ezekhez: Fűtési csatlakozó idomokGeberit Mapress réz, gázPótalkatrészek ezekhez: Geberit Mapress réz, gázKarmantyúkPótalkatrészek ezekhez:
KarmantyúkSzűkítőkPótalkatrészek ezekhez: SzűkítőkÍvidomokPótalkatrészek ezekhez: ÍvidomokT-idomokPótalkatrészek ezekhez: T-idomokÁtmeneti idomok, oldhatatlanPótalkatrészek ezekhez: Átmeneti
idomok, oldhatatlanOldható átmeneti idomok és csatlakozókPótalkatrészek ezekhez: Oldható átmeneti idomok és csatlakozókDugókPótalkatrészek ezekhez: DugókCsatlakozókPótalkatrészek ezekhez:
CsatlakozókGeberit Mapress réz, FKM kékPótalkatrészek ezekhez: Geberit Mapress réz, FKM kékKarmantyúkPótalkatrészek ezekhez: KarmantyúkSzűkítőkPótalkatrészek ezekhez:
SzűkítőkÍvidomokPótalkatrészek ezekhez: ÍvidomokT-idomokPótalkatrészek ezekhez: T-idomokÁtmeneti idomok, oldhatatlanPótalkatrészek ezekhez: Átmeneti idomok, oldhatatlanOldható átmeneti idomok és
csatlakozókPótalkatrészek ezekhez: Oldható átmeneti idomok és csatlakozókDugókPótalkatrészek ezekhez: DugókKiegészítők Geberit Mapress rézhezPótalkatrészek ezekhez: Kiegészítők Geberit Mapress
rézhezSzigetelések csatlakozókhozTömítések csövekhez és idomokhozBurkolatok csövekhezRögzítések csövekhezRögzítések csatlakozókhozPótalkatrészek ezekhez: Rögzítések
csatlakozókhozRendszertömítésekCsavarkészletek karimás kötésekhezGeberit higiéniai rendszerHigiéniai öblítőberendezésekPótalkatrészek ezekhez: Higiéniai öblítőberendezésekHigiéniai öblítőberendezések
tartozékaiÉrzékelőkKábelTérfogatáram korlátozóBurkolatok és takarólapokÖblítőtartályok és WC-vezérlők higiéniai öblítésselPótalkatrészek ezekhez: Öblítőtartályok és WC-vezérlők higiéniai
öblítésselBeépíthető higiéniai öblítőberendezésekPótalkatrészek ezekhez: Beépíthető higiéniai öblítőberendezésekKiegészítők öblítőtartályok és WC-vezérlők számára, higiéniai öblítésselPótalkatrészek ezekhez:
Kiegészítők öblítőtartályok és WC-vezérlők számára, higiéniai öblítésselÉrzékelőkKábelHálózati csatlakozó egységekPótalkatrészek ezekhez: Hálózati csatlakozó egységekHálózati